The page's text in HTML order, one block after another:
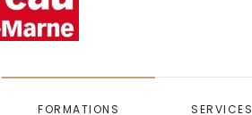
FORMATIONS SERVICES